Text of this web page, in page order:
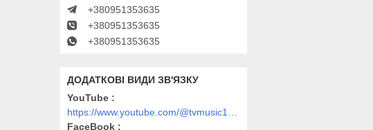
+380951353635
+380951353635
+380951353635
YouTube
FaceBook